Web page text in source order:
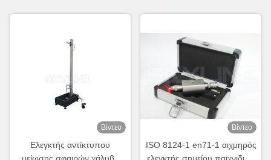
Βίντεο
Ελεγκτής αντίκτυπου
Βίντεο
ISO 8124-1 en71-1 αιχμηρός